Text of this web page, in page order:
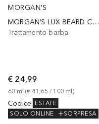
MORGAN'S
MORGAN'S LUX BEARD CREAM
Trattamento barba
€ 24,99
60 ml (€ 41,65 / 100 ml)
Codice: ESTATE
SOLO ONLINE
SORPRESA